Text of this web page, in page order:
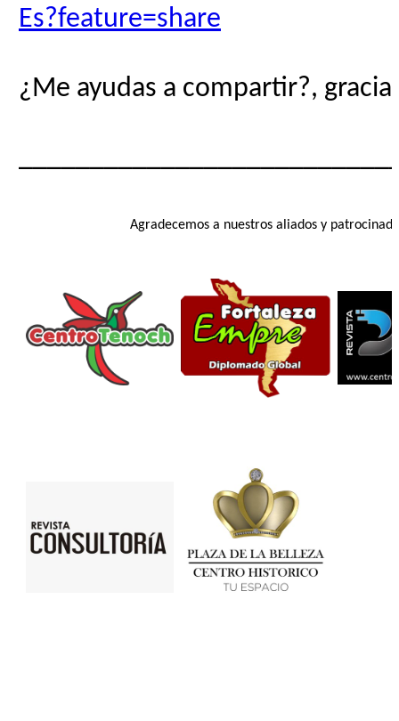
Es?feature=share
¿Me ayudas a compartir?,
Agradecemos a nuestros aliados y